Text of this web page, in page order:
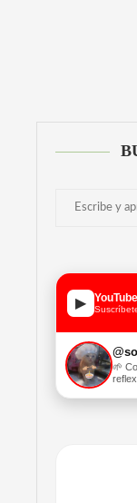
▶
🌱